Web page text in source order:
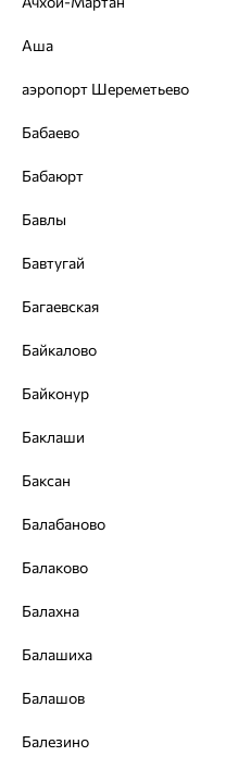
ОГРН 1044800168379
Аша
аэропорт Шереметьево
Бабаево
Бабаюрт
Бавлы
Бавтугай
Багаевская
Байкалово
Байконур
Баклаши
Баксан
Балабаново
Балаково
Балахна
Балашиха
Балашов
Балезино